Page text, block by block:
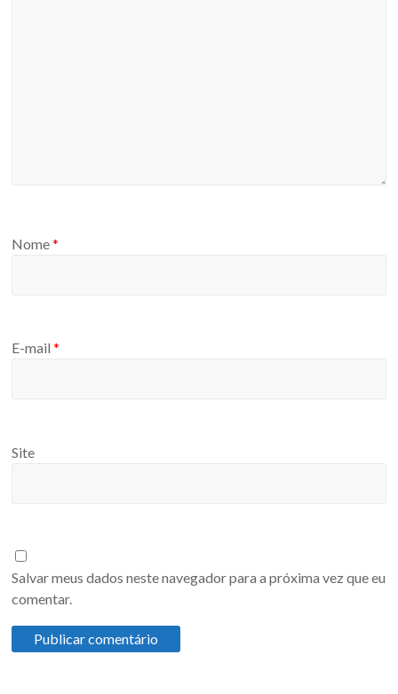
Nome*
E-mail*
Site
Salvar meus dados neste navegador para a próxima vez que eu
comentar.